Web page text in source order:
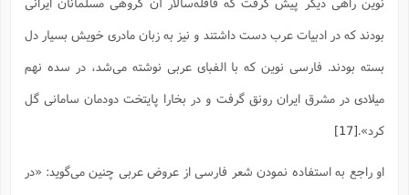
بودند که در ادبیات عرب دست داشتند و نیز به زبان مادرى خویش بسیار دل
بسته بودند. فارسى نوین که با الفباى عربى نوشته مى‌شد، در سده نهم
میلادى در مشرق ایران رونق گرفت و در بخارا پایتخت دودمان سامانى گل
کرد».[17]
او راجع به استفاده نمودن شعر فارسى از عروض عربى چنین مى‌گوید: «در